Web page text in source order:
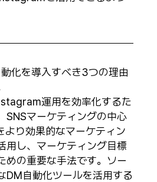
化を導入すべき3つの理由
運用を効率化するた
SNSマーケティングの中心
り効果的なマーケティン
用し、マーケティング目標
めの重要な手法です。ソー
DM自動化ツールを活用する